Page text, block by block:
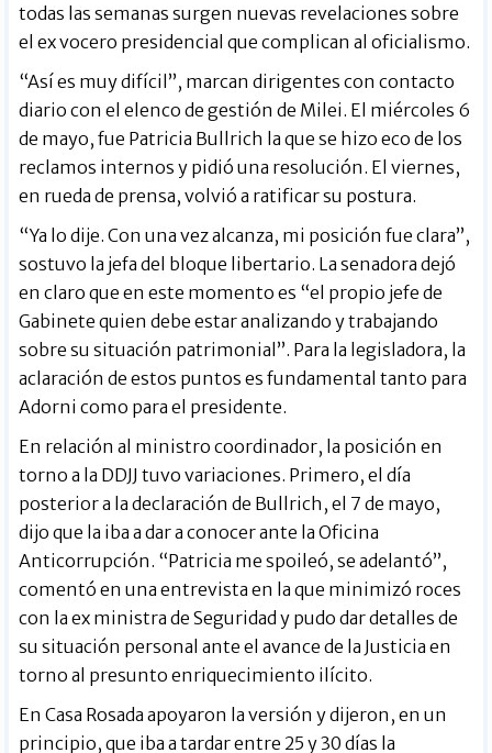
todas las semanas surgen nuevas revelaciones sobre
el ex vocero presidencial que complican al oficialismo.
“Así es muy difícil”, marcan dirigentes con contacto
diario con el elenco de gestión de Milei. El miércoles 6
de mayo, fue Patricia Bullrich la que se hizo eco de los
reclamos internos y pidió una resolución. El viernes,
en rueda de prensa, volvió a ratificar su postura.
“Ya lo dije. Con una vez alcanza, mi posición fue clara”,
sostuvo la jefa del bloque libertario. La senadora dejó
en claro que en este momento es “el propio jefe de
Gabinete quien debe estar analizando y trabajando
sobre su situación patrimonial”. Para la legisladora, la
aclaración de estos puntos es fundamental tanto para
Adorni como para el presidente.
En relación al ministro coordinador, la posición en
torno a la DDJJ tuvo variaciones. Primero, el día
posterior a la declaración de Bullrich, el 7 de mayo,
dijo que la iba a dar a conocer ante la Oficina
Anticorrupción. “Patricia me spoileó, se adelantó”,
comentó en una entrevista en la que minimizó roces
con la ex ministra de Seguridad y pudo dar detalles de
su situación personal ante el avance de la Justicia en
torno al presunto enriquecimiento ilícito.
En Casa Rosada apoyaron la versión y dijeron, en un
principio, que iba a tardar entre 25 y 30 días la